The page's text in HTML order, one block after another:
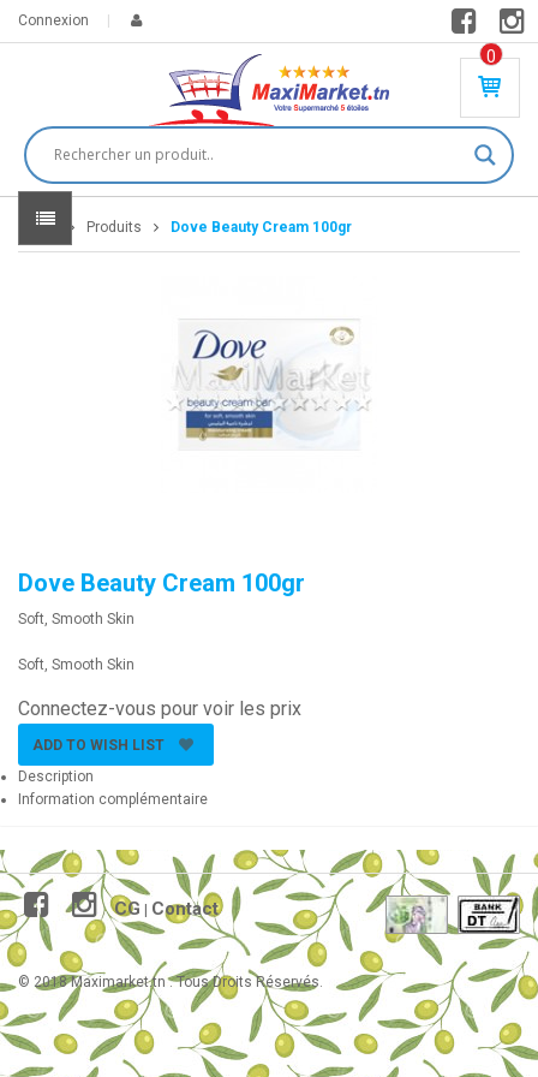
Connexion
0
PR
DU
IT(
S)
Home Produits Dove Beauty Cream 100gr
Dove Beauty Cream 100gr
Soft, Smooth Skin
Soft, Smooth Skin
Connectez-vous pour voir les prix
ADD TO WISH LIST
Description
Information complémentaire
CG Contact
© 2018 Maximarket.tn . Tous Droits Réservés.